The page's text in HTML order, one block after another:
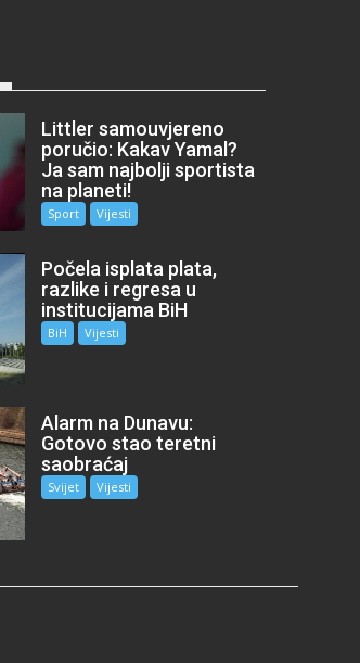
Littler samouvjereno
poručio: Kakav Yamal?
Ja sam najbolji sportista
na planeti!
Sport Vijesti
Počela isplata plata,
razlike i regresa u
institucijama BiH
BiH Vijesti
Alarm na Dunavu:
Gotovo stao teretni
saobraćaj
Svijet Vijesti